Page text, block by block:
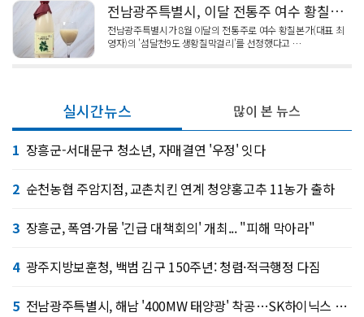
전남광주특별시, 이달 전통주 여수 황칠본가 ‘섬달천9도 생황칠막걸리’ 선정
전남광주특별시가 8월 이달의 전통주로 여수 황칠본가(대표 최
영자)의 '섬달천9도 생황칠막걸리'를 선정했다고 …
실시간뉴스
1 장흥군-서대문구 청소년, 자매결연 '우정' 잇다
2 순천농협 주암지점, 교촌치킨 연계 청양홍고추 11농가 출하
3 장흥군, 폭염·가뭄 '긴급 대책회의' 개최... "피해 막아라"
4 광주지방보훈청, 백범 김구 150주년: 청렴·적극행정 다짐
5 전남광주특별시, 해남 '400MW 태양광' 착공…SK하이닉스 공급
많이 본 뉴스